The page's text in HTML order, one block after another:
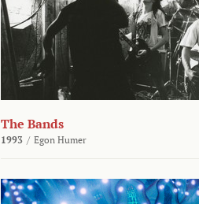
The Bands
1993 / Egon Humer